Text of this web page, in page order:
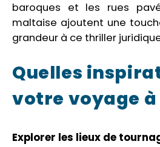
baroques et les rues
maltaise ajoutent une
grandeur à ce thriller
Quelles
votre voyage à
Explorer les lieux de